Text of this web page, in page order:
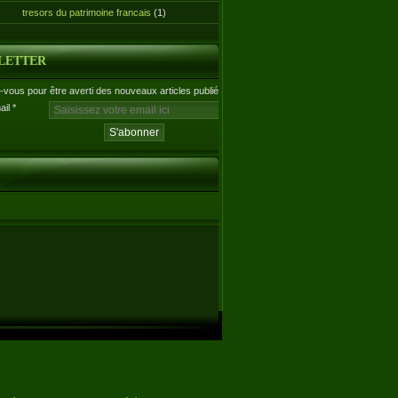
tresors du patrimoine francais (1)
vous pour être averti des nouveaux articles publiés.